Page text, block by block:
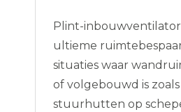
Plint-
ultieme
situaties waar
of volgebouwd is
stuurhutten op